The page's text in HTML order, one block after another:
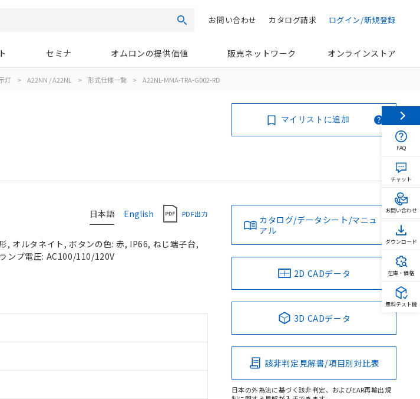
検索 ログイン/新規登録
カタログ請求
お問い合わせ
セミナ オムロンの提供価値 販売ネットワーク オンラインストア
灯 > A22NN / A22NL > 形式仕様一覧 > A22NL-MMA-TRA-G002-RD
マイリストに追加
日本語 English PDF出力
オルタネイト, ボタンの色: 赤, IP66, ねじ端子台,
ンプ電圧: AC100/110/120V
カタログ/データシート/マニュ
アル
2D CADデータ
3D CADデータ
該非判定見解書/項目別対比表
日本の外為法に基づく該非判定、およびEAR再輸出規
FAQ
チャット
お問い合わせ
ダウンロード
在庫・価格
無料テスト機